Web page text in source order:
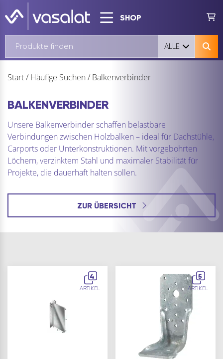
SHOP
ALLE
Start/ Häufige Suchen/ Balkenverbinder
BALKENVERBINDER
Unsere Balkenverbinder schaffen belastbare
Verbindungen zwischen Holzbalken – ideal für Dachstühle,
Carports oder Unterkonstruktionen. Mit vorgebohrten
Löchern, verzinktem Stahl und maximaler Stabilität für
Projekte, die dauerhaft halten sollen.
ZUR ÜBERSICHT
4
ARTIKEL
5
ARTIKEL